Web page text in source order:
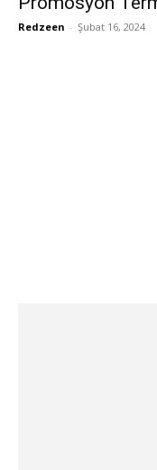
Redzeen - Şubat 16, 2024